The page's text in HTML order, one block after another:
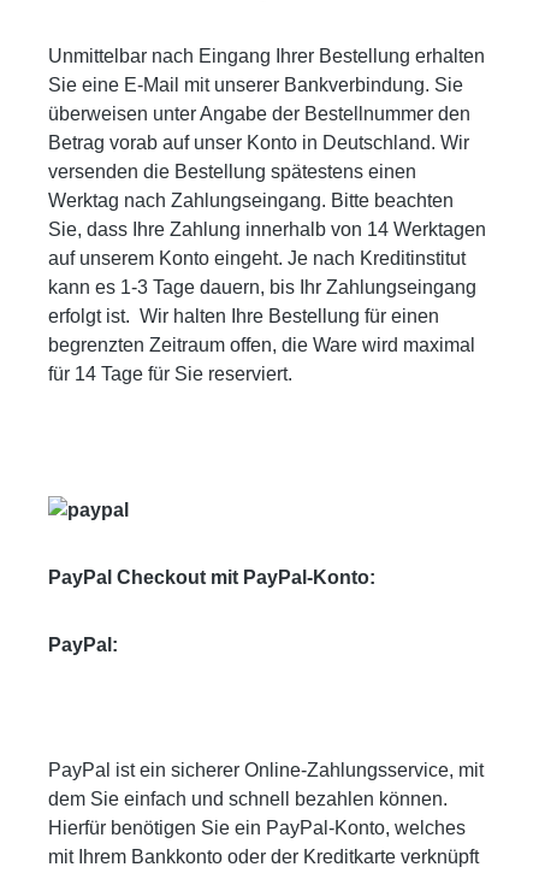
Unmittelbar nach Eingang Ihrer Bestellung erhalten
Sie eine E-Mail mit unserer Bankverbindung. Sie
überweisen unter Angabe der Bestellnummer den
Betrag vorab auf unser Konto in Deutschland. Wir
versenden die Bestellung spätestens einen
Werktag nach Zahlungseingang. Bitte beachten
Sie, dass Ihre Zahlung innerhalb von 14 Werktagen
auf unserem Konto eingeht. Je nach Kreditinstitut
kann es 1-3 Tage dauern, bis Ihr Zahlungseingang
erfolgt ist. Wir halten Ihre Bestellung für einen
begrenzten Zeitraum offen, die Ware wird maximal
für 14 Tage für Sie reserviert.
PayPal Checkout mit PayPal-Konto:
PayPal:
PayPal ist ein sicherer Online-Zahlungsservice, mit
dem Sie einfach und schnell bezahlen können.
Hierfür benötigen Sie ein PayPal-Konto, welches
mit Ihrem Bankkonto oder der Kreditkarte verknüpft